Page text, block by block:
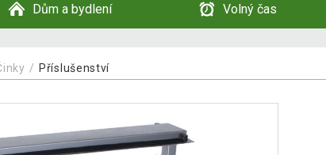
Dům a bydlení Volný čas
Příslušenství